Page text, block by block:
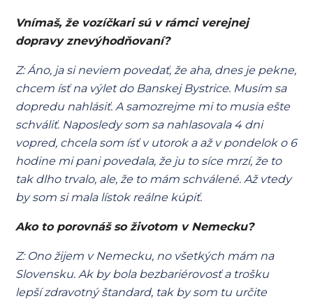
Vnímaš, že vozíčkari sú v rámci verejnej
dopravy znevýhodňovaní?
Z: Áno, ja si neviem povedať, že aha, dnes je pekne,
chcem ísť na výlet do Banskej Bystrice. Musím sa
dopredu nahlásiť. A samozrejme mi to musia ešte
schváliť. Naposledy som sa nahlasovala 4 dni
vopred, chcela som ísť v utorok a až v pondelok o 6
hodine mi pani povedala, že ju to síce mrzí, že to
tak dlho trvalo, ale, že to mám schválené. Až vtedy
by som si mala lístok reálne kúpiť.
Ako to porovnáš so životom v Nemecku?
Z: Ono žijem v Nemecku, no všetkých mám na
Slovensku. Ak by bola bezbariérovosť a trošku
lepší zdravotný štandard, tak by som tu určite